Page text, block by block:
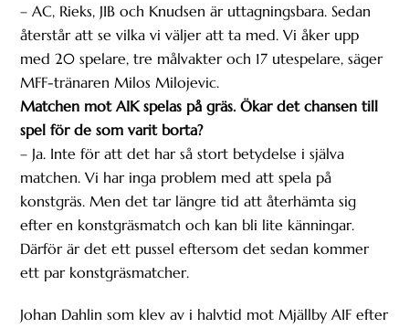
– AC, Rieks, JIB och Knudsen är uttagningsbara. Sedan
återstår att se vilka vi väljer att ta med. Vi åker upp
med 20 spelare, tre målvakter och 17 utespelare, säger
MFF-tränaren Milos Milojevic.
Matchen mot AIK spelas på gräs. Ökar det chansen till
spel för de som varit borta?
– Ja. Inte för att det har så stort betydelse i själva
matchen. Vi har inga problem med att spela på
konstgräs. Men det tar längre tid att återhämta sig
efter en konstgräsmatch och kan bli lite känningar.
Därför är det ett pussel eftersom det sedan kommer
ett par konstgräsmatcher.
Johan Dahlin som klev av i halvtid mot Mjällby AIF efter